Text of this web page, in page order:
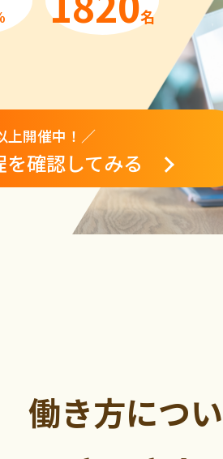
名
上開催中！／
確認してみる
働き方につ